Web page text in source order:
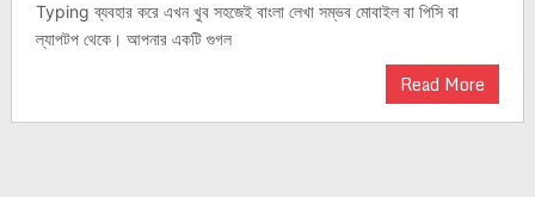
Typing ব্যবহার করে এখন খুব সহজেই বাংলা লেখা সম্ভব মোবাইল বা পিসি বা
ল্যাপটপ থেকে। আপনার একটি গুগল
Read More